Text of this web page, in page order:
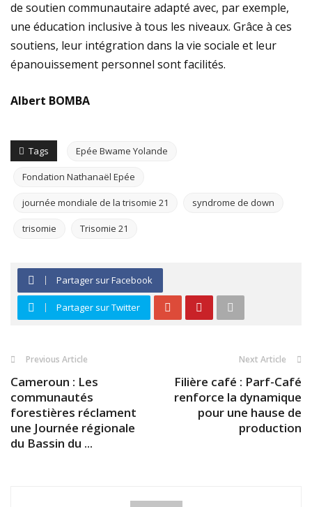
de soutien communautaire adapté avec, par exemple,
une éducation inclusive à tous les niveaux. Grâce à ces
soutiens, leur intégration dans la vie sociale et leur
épanouissement personnel sont facilités.
Albert BOMBA
Tags Epée Bwame Yolande
Fondation Nathanaël Epée
journée mondiale de la trisomie 21 syndrome de down
trisomie Trisomie 21
Partager sur Facebook
Partager sur Twitter
Previous Article
Cameroun : Les
communautés
forestières réclament
une Journée régionale
du Bassin du ...
Next Article
Filière café : Parf-Café
renforce la dynamique
pour une hause de
production